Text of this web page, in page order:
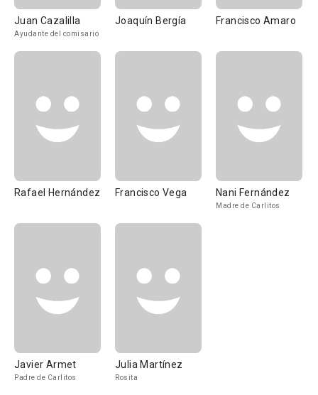
Juan Cazalilla
Ayudante del comisario
Joaquín Bergía Francisco Amaro
Rafael Hernández Francisco Vega Nani Fernández
Madre de Carlitos
Javier Armet
Padre de Carlitos
Julia Martínez
Rosita